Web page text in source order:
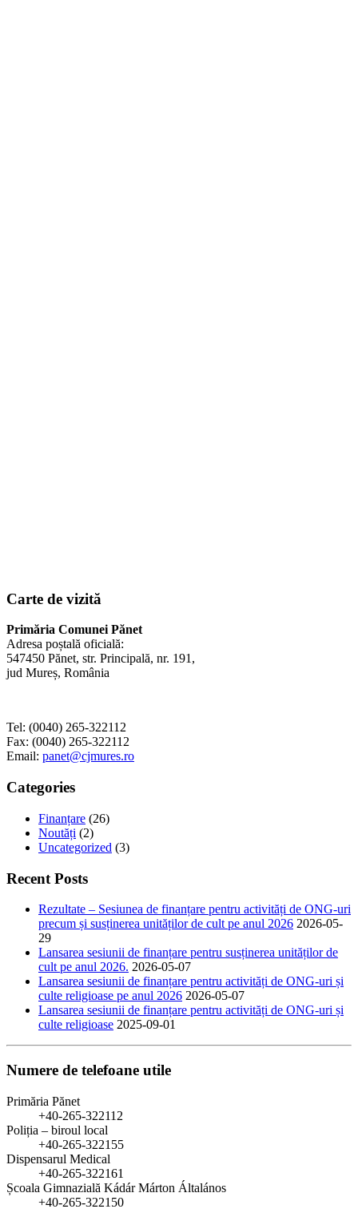
Carte de vizită
Primăria Comunei Pănet
Adresa poștală oficială:
547450 Pănet, str. Principală, nr. 191,
jud Mureș, România
Tel: (0040) 265-322112
Fax: (0040) 265-322112
Email: panet@cjmures.ro
Categories
Finanțare (26)
Noutăți (2)
Uncategorized (3)
Recent Posts
Rezultate – Sesiunea de finanțare pentru activități de ONG-uri
precum și susținerea unităților de cult pe anul 2026 2026-05-
29
Lansarea sesiunii de finanțare pentru susținerea unităților de
cult pe anul 2026. 2026-05-07
Lansarea sesiunii de finanțare pentru activități de ONG-uri și
culte religioase pe anul 2026 2026-05-07
Lansarea sesiunii de finanțare pentru activități de ONG-uri și
culte religioase 2025-09-01
Numere de telefoane utile
Primăria Pănet
+40-265-322112
Poliția – biroul local
+40-265-322155
Dispensarul Medical
+40-265-322161
Școala Gimnazială Kádár Márton Általános
+40-265-322150